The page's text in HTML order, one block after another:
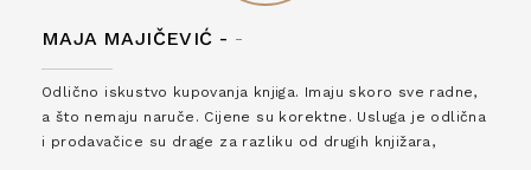
MAJA MAJIČEVIĆ - -
Odlično iskustvo kupovanja knjiga. Imaju skoro sve radne,
a što nemaju naruče. Cijene su korektne. Usluga je odlična
i prodavačice su drage za razliku od drugih knjižara,